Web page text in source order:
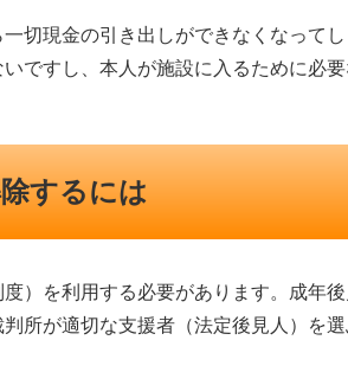
切現金の引き出しができなくなってし
ですし、本人が施設に入るために必
するには
）を利用する必要があります。成年
所が適切な支援者（法定後見人）を